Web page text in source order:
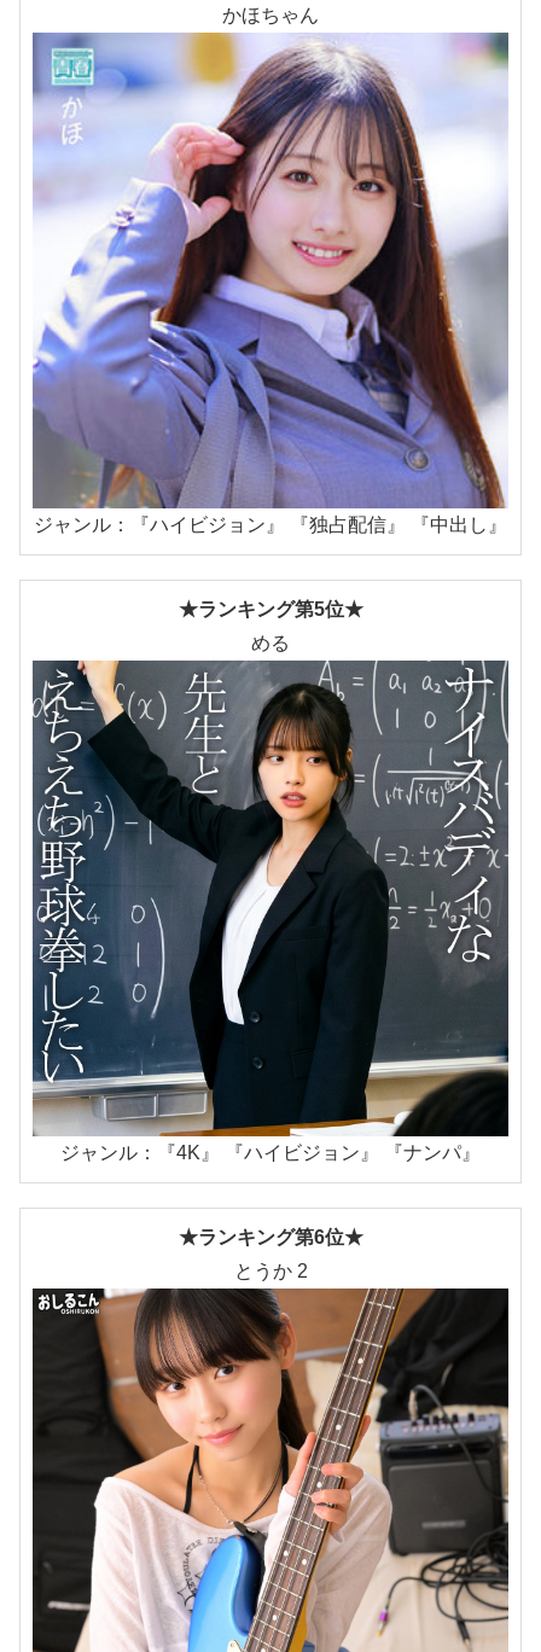
かほちゃん
ジャンル：『ハイビジョン』 『独占配信』 『中出し』
★ランキング第5位★
める
ジャンル：『4K』 『ハイビジョン』 『ナンパ』
★ランキング第6位★
とうか 2